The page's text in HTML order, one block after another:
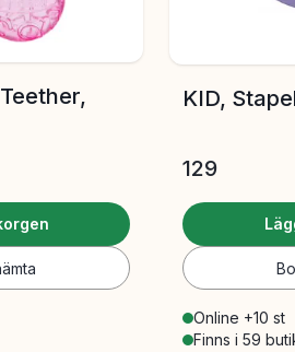
KID,
129
Online +10 st
Finns i 59